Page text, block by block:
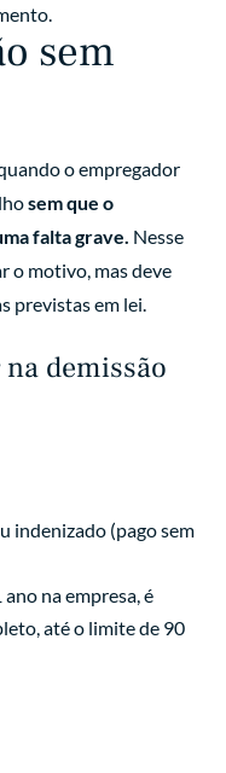
sem
o empregador
sem que o
falta grave. Nesse
o motivo, mas deve
previstas em lei.
demissão
indenizado (pago sem
na empresa, é
até o limite de 90